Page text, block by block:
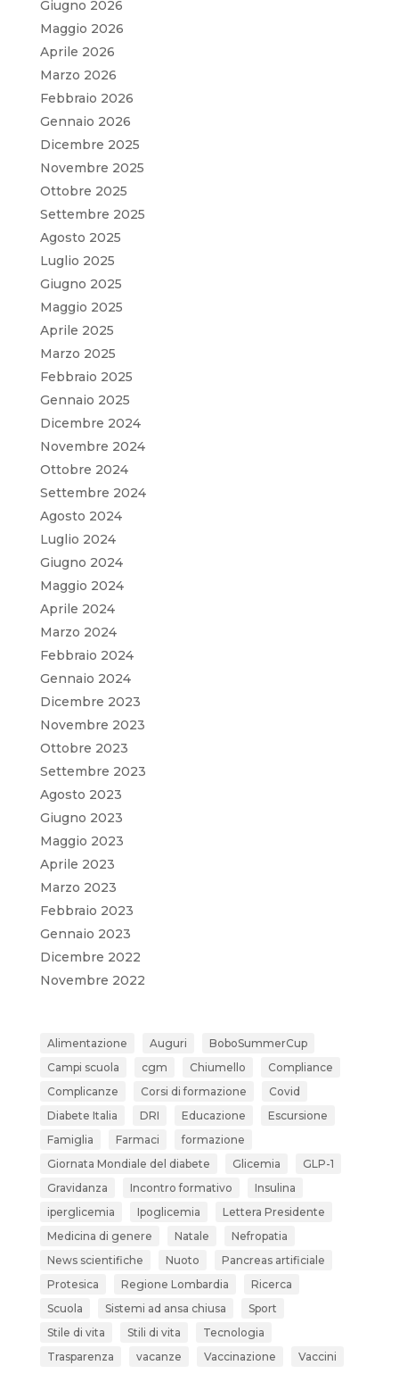
Giugno 2026
Maggio 2026
Aprile 2026
Marzo 2026
Febbraio 2026
Gennaio 2026
Dicembre 2025
Novembre 2025
Ottobre 2025
Settembre 2025
Agosto 2025
Luglio 2025
Giugno 2025
Maggio 2025
Aprile 2025
Marzo 2025
Febbraio 2025
Gennaio 2025
Dicembre 2024
Novembre 2024
Ottobre 2024
Settembre 2024
Agosto 2024
Luglio 2024
Giugno 2024
Maggio 2024
Aprile 2024
Marzo 2024
Febbraio 2024
Gennaio 2024
Dicembre 2023
Novembre 2023
Ottobre 2023
Settembre 2023
Agosto 2023
Giugno 2023
Maggio 2023
Aprile 2023
Marzo 2023
Febbraio 2023
Gennaio 2023
Dicembre 2022
Novembre 2022
Alimentazione Auguri
BoboSummerCup
Campi scuola
cgm Chiumello
Compliance
Complicanze
Corsi di formazione
Covid
Diabete Italia
DRI Educazione
Escursione
Famiglia
Farmaci
formazione
Giornata Mondiale del diabete
Glicemia
GLP-1
Gravidanza
Incontro formativo
Insulina
iperglicemia
Ipoglicemia
Lettera Presidente
Medicina di genere
Natale
Nefropatia
News scientifiche
Nuoto
Pancreas artificiale
Protesica
Regione Lombardia
Ricerca
Scuola
Sistemi ad ansa chiusa
Sport
Stile di vita
Stili di vita
Tecnologia
Trasparenza
vacanze Vaccinazione Vaccini